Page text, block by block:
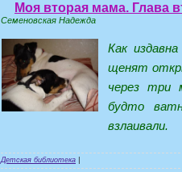
Моя вторая мама. Глава
Семеновская Надежда
Как
щенят
через три
будто
взлаивали.
Детская библиотека